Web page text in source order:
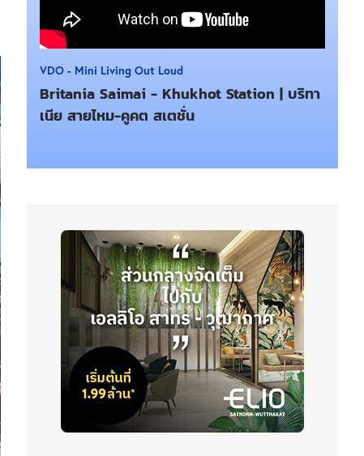
VDO - Mini Living Out Loud
Britania Saimai - Khukhot Station | บริทา
เนีย สายไหม-คูคต สเตชั่น